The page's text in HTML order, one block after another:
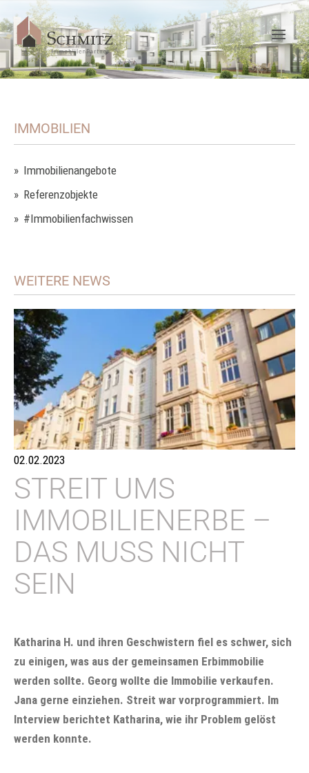
02.02.2023
STREIT UMS
IMMOBILIENERBE –
DAS MUSS NICHT
SEIN
Katharina H. und ihren Geschwistern fiel es schwer, sich
zu einigen, was aus der gemeinsamen Erbimmobilie
werden sollte. Georg wollte die Immobilie verkaufen.
Jana gerne einziehen. Streit war vorprogrammiert. Im
Interview berichtet Katharina, wie ihr Problem gelöst
werden konnte.
IMMOBILIEN
Immobilienangebote
Referenzobjekte
#Immobilienfachwissen
WEITERE NEWS